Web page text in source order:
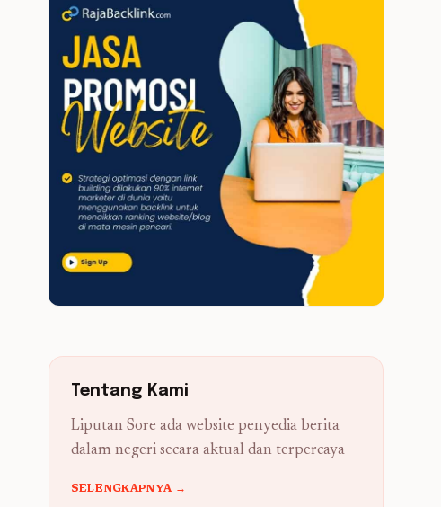
Tentang Kami
Liputan Sore ada website penyedia berita
dalam negeri secara aktual dan terpercaya
SELENGKAPNYA →